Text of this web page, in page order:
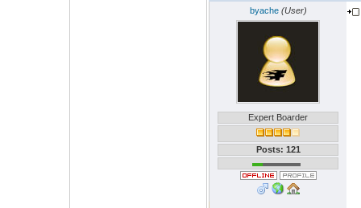
byache (User)
Expert Boarder
Posts: 121